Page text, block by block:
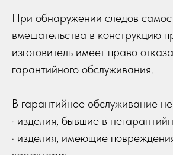
При обнаружении следов
вмешательства в конструкцию
изготовитель имеет право
гарантийного обслуживания.
В гарантийное обслуживание
· изделия, бывшие в
· изделия, имеющие